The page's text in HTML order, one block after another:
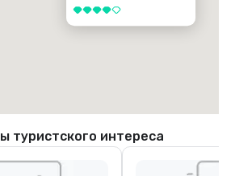
4 из 5
туристского интереса